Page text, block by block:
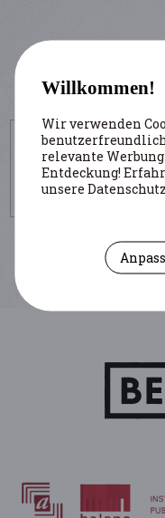
UM DIESE SEITE ZU
Autor : De Wever Bruno
https://
krieg/personlichkeiten/
Willkommen!
Wir verwenden
relevante
Entdeckung!
unsere